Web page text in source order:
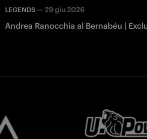
LEGENDS — 29 giu 2026
Andrea Ranocchia al Bernabéu |